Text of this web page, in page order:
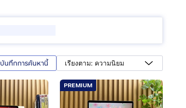
บันทึกการค้นหานี้ เรียงตาม: ความนิยม
PREMIUM